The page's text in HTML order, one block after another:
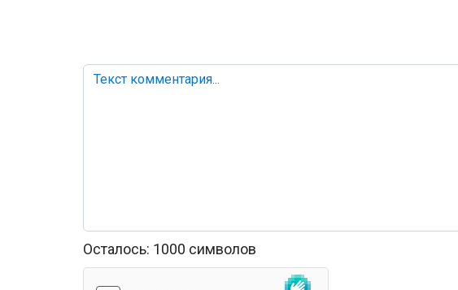
Осталось: 1000 символов